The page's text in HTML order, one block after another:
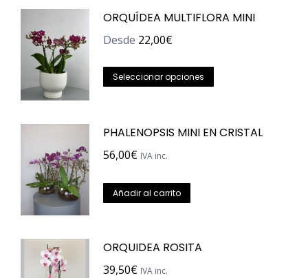
ORQUÍDEA MULTIFLORA MINI
Desde 22,00€
Seleccionar opciones
múltiples
PHALENOPSIS MINI EN CRISTAL
56,00€ IVA inc.
Añadir al carrito
ORQUIDEA ROSITA
39,50€ IVA inc.